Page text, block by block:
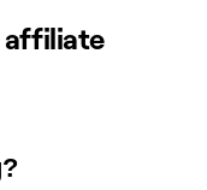
affiliate